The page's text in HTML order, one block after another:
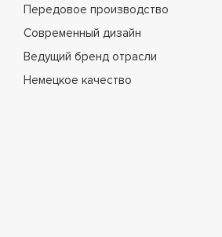
Передовое производство
Современный дизайн
Ведущий бренд отрасли
Немецкое качество